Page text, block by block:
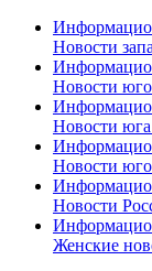
Новости
Новости
Новости
Новости
Новости
Женские